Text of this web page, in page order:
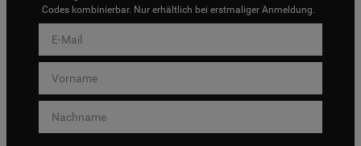
Codes kombinierbar. Nur erhältlich bei erstmaliger Anmeldung.